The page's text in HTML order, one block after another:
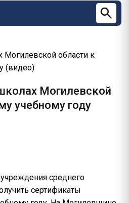
Могилевской области к
(видео)
Могилевской
учебному году
среднего
сертификаты